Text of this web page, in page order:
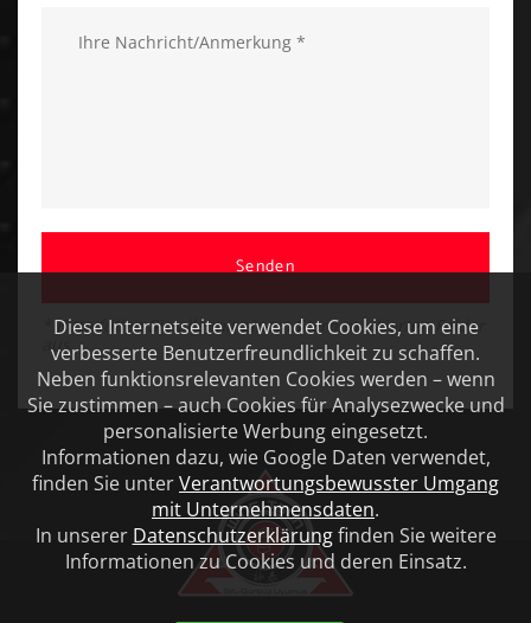
Senden
* Bitte füllen Sie alle mit einem Stern markierten Felder
aus
Diese Internetseite verwendet Cookies, um eine
verbesserte Benutzerfreundlichkeit zu schaffen.
Neben funktionsrelevanten Cookies werden – wenn
Sie zustimmen – auch Cookies für Analysezwecke und
personalisierte Werbung eingesetzt.
Informationen dazu, wie Google Daten verwendet,
finden Sie unterVerantwortungsbewusster Umgang
mit Unternehmensdaten.
In unserer Datenschutzerklärungfinden Sie weitere
Informationen zu Cookies und deren Einsatz.